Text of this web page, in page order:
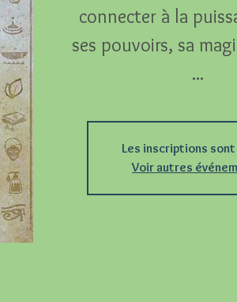
connecter à la
ses pouvoirs, sa
Les inscriptions
Voir autres